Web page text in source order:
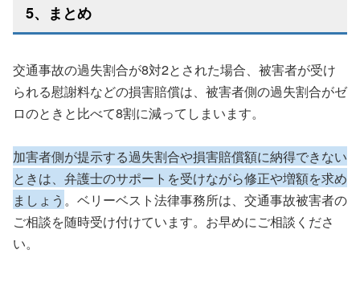
5、まとめ
交通事故の過失割合が8対2とされた場合、被害者が受け
られる慰謝料などの損害賠償は、被害者側の過失割合がゼ
ロのときと比べて8割に減ってしまいます。
加害者側が提示する過失割合や損害賠償額に納得できない
ときは、弁護士のサポートを受けながら修正や増額を求め
ましょう 。ベリーベスト法律事務所は、交通事故被害者の
ご相談を随時受け付けています。お早めにご相談くださ
い。